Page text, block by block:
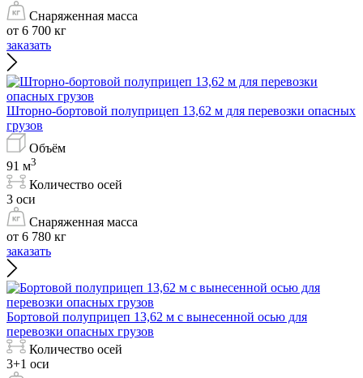
Снаряженная масса
от 6 700 кг
заказать
Шторно-бортовой полуприцеп 13,62 м для перевозки опасных
грузов
Объём
91 м3
Количество осей
3 оси
Снаряженная масса
от 6 780 кг
заказать
Бортовой полуприцеп 13,62 м с вынесенной осью для
перевозки опасных грузов
Количество осей
3+1 оси